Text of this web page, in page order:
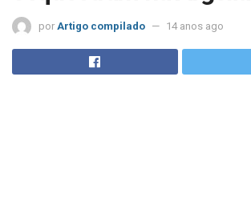
por Artigo compilado 14 anos ago